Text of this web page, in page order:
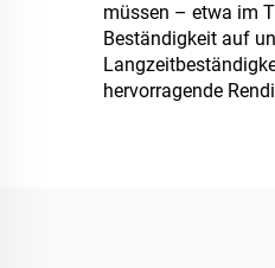
müssen – etwa im
Beständigkeit auf
hervorragende